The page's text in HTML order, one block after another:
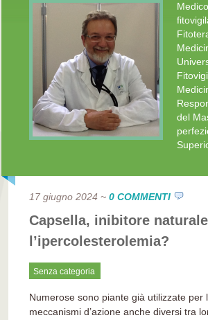
del
17 giugno 2024 ~ 0 COMMENTI
Capsella, inibitore
l’ipercolesterolemia?
Senza categoria
Numerose sono piante già utilizzate
meccanismi d’azione anche diversi tra